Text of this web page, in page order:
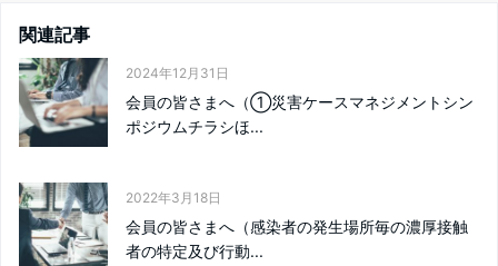
関連記事
2024年12月31日
会員の皆さまへ（①災害ケースマネジメントシン
ポジウムチラシほ...
2022年3月18日
会員の皆さまへ（感染者の発生場所毎の濃厚接触
者の特定及び行動...